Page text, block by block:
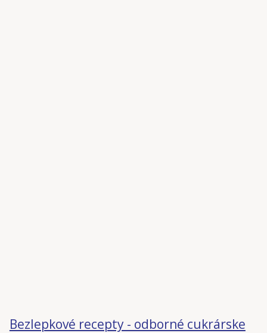
Bezlepkové recepty - odborné cukrárske